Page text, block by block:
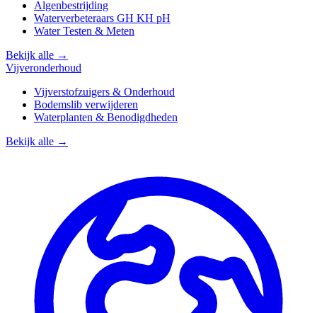
Algenbestrijding
Waterverbeteraars GH KH pH
Water Testen & Meten
Bekijk alle →
Vijveronderhoud
Vijverstofzuigers & Onderhoud
Bodemslib verwijderen
Waterplanten & Benodigdheden
Bekijk alle →